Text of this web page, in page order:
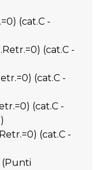
(cat.C -
(cat.C -
(cat.C -
(cat.C -
(cat.C -
(Punti